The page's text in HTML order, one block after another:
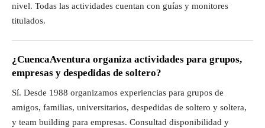
nivel. Todas las actividades cuentan con guías y monitores
titulados.
¿CuencaAventura organiza actividades para grupos,
empresas y despedidas de soltero?
Sí. Desde 1988 organizamos experiencias para grupos de
amigos, familias, universitarios, despedidas de soltero y soltera,
y team building para empresas. Consultad disponibilidad y